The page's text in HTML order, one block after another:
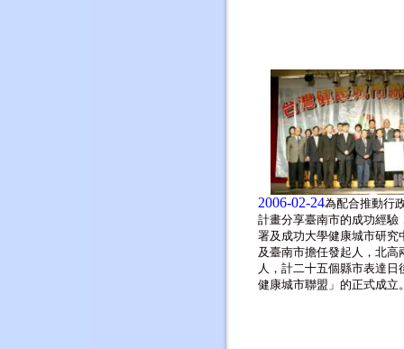
2006-02-24為配合推動行
計畫分享臺南市的成功經驗
署及成功大學健康城市研究
及臺南市擔任發起人，北高
人，計二十五個縣市表達日
健康城市聯盟」的正式成立